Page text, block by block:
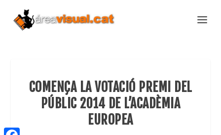
COMENÇA LA VOTACIÓ PREMI DEL
PÚBLIC 2014 DE L’ACADÈMIA
EUROPEA